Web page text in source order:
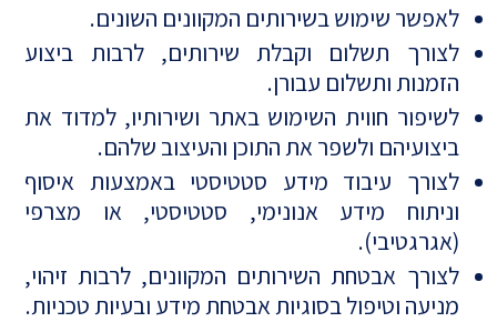
לאפשר שימוש בשירותים המקוונים השונים.
לצורך תשלום וקבלת שירותים, לרבות ביצוע
הזמנות ותשלום עבורן.
לשיפור חווית השימוש באתר ושירותיו, למדוד את
ביצועיהם ולשפר את התוכן והעיצוב שלהם.
לצורך עיבוד מידע סטטיסטי באמצעות איסוף
וניתוח מידע אנונימי, סטטיסטי, או מצרפי
(אגרגטיבי).
לצורך אבטחת השירותים המקוונים, לרבות זיהוי,
מניעה וטיפול בסוגיות אבטחת מידע ובעיות טכניות.